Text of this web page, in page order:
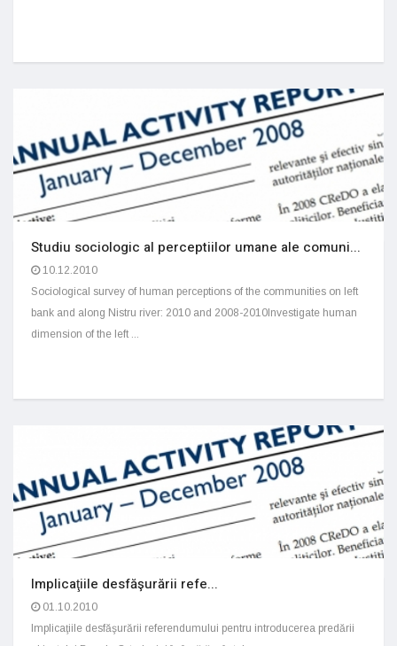
Studiu sociologic al perceptiilor umane ale comuni...
10.12.2010
Sociological survey of human perceptions of the communities on left
bank and along Nistru river: 2010 and 2008-2010Investigate human
dimension of the left ...
Implicaţiile desfăşurării refe...
01.10.2010
Implicaţiile desfăşurării referendumului pentru introducerea predării